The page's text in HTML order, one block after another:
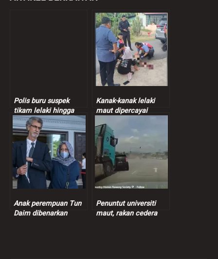
Polis buru suspek
tikam lelaki hingga
maut di Perak
Kanak-kanak lelaki
maut dipercayai
Anak perempuan Tun
Daim dibenarkan
Penuntut universiti
maut, rakan cedera